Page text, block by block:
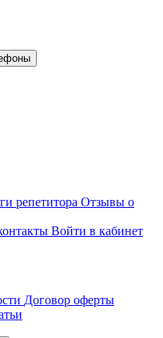
репетитора Отзывы о
Войти в кабинет
Договор оферты